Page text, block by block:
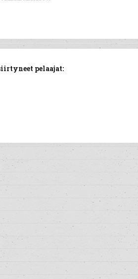
pelaajat: